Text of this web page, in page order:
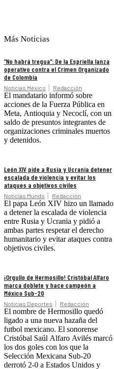
Más Noticias
“No habrá tregua”: De la Espriella lanza
operativo contra el Crimen Organizado
de Colombia
Noticias México Redacción
El mandatario informó sobre
acciones de la Fuerza Pública en
Meta, Antioquia y Necoclí, con un
saldo de presuntos integrantes de
organizaciones criminales muertos
y detenidos.
León XIV pide a Rusia y Ucrania detener
escalada de violencia y evitar los
ataques a objetivos civiles
Noticias Mundo Redacción
El papa León XIV hizo un llamado
a detener la escalada de violencia
entre Rusia y Ucrania y pidió a
ambas partes respetar el derecho
humanitario y evitar ataques contra
objetivos civiles.
¡Orgullo de Hermosillo! Cristóbal Alfaro
marca doblete y hace campeón a
México Sub-20
Noticias Deportes Redacción
El nombre de Hermosillo quedó
ligado a una nueva hazaña del
futbol mexicano. El sonorense
Cristóbal Saúl Alfaro Avilés marcó
los dos goles con los que la
Selección Mexicana Sub-20
derrotó 2-0 a Estados Unidos y